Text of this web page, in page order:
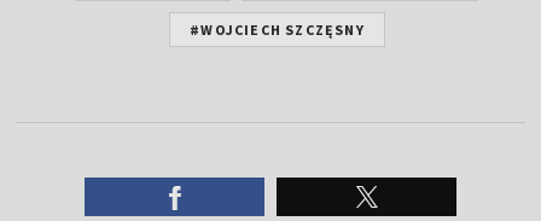
#WOJCIECH SZCZĘSNY